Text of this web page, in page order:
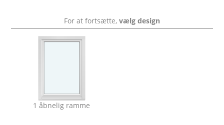
For at fortsætte, vælg design
1 åbnelig ramme